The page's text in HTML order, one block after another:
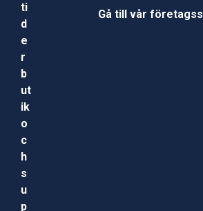
ti
d
e
r
b
ut
ik
o
c
h
s
u
p
Gå till vår